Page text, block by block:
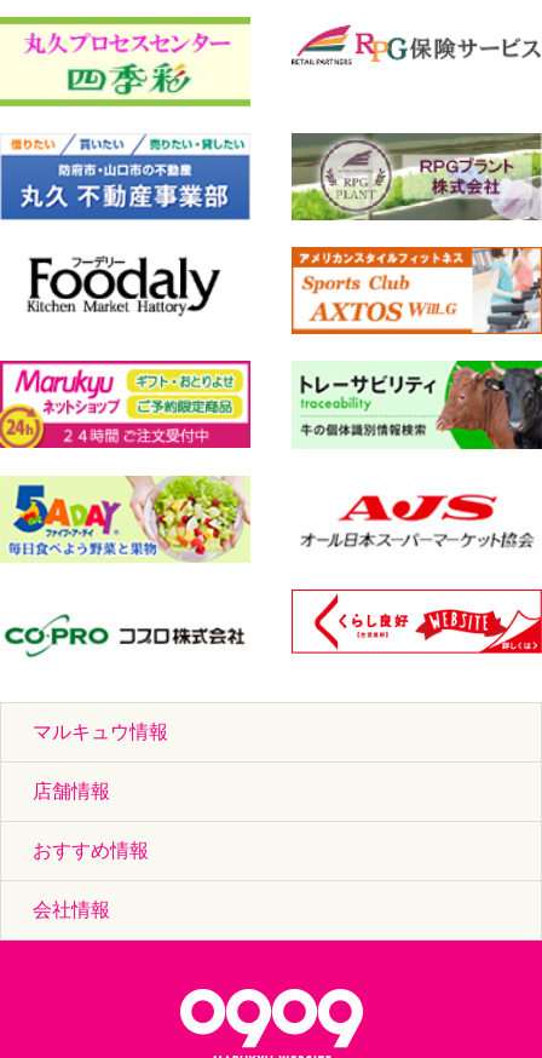
マルキュウ情報
店舗情報
おすすめ情報
会社情報